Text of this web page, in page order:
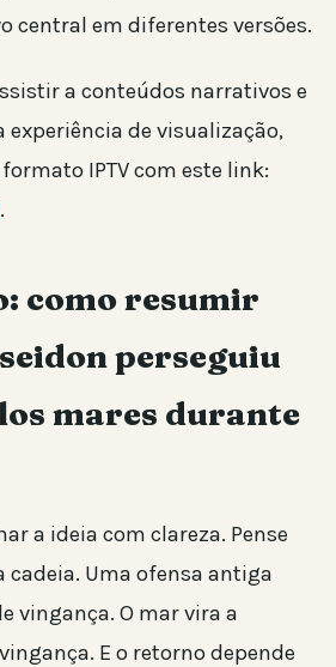
central em diferentes versões.
a conteúdos narrativos e
de visualização,
IPTV com este link:
.
como resumir
perseguiu
mares durante
a ideia com clareza. Pense
Uma ofensa antiga
vingança. O mar vira a
E o retorno depende